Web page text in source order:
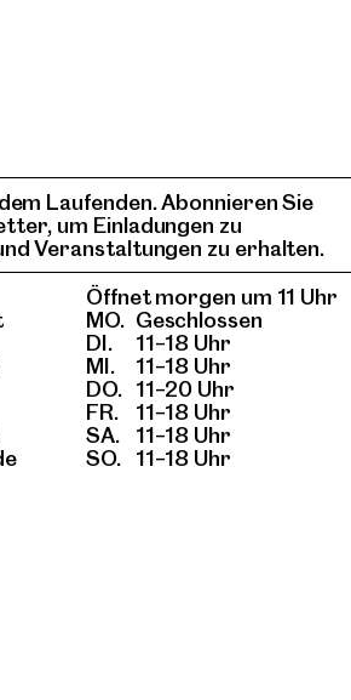
Öffnet morgen um 11 Uhr
MO. Geschlossen
DI.
11–18 Uhr
MI.
11–18 Uhr
DO. 11–20 Uhr
FR.
11–18 Uhr
SA.
11–18 Uhr
SO.
11–18 Uhr
Laufenden. Abonnieren Sie
um Einladungen zu
Veranstaltungen zu erhalten.